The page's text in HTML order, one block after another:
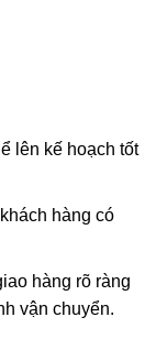
lên kế hoạch tốt
hàng có
hàng rõ ràng
vận chuyển.